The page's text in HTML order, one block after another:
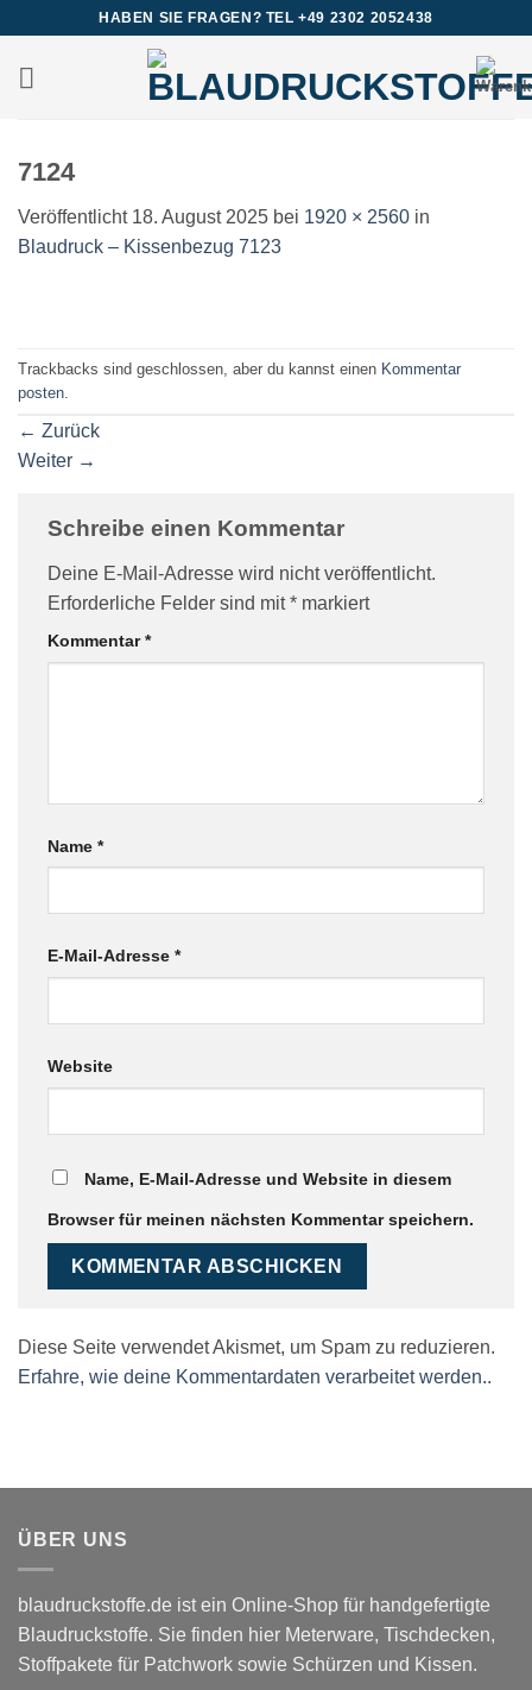
springen
HABEN SIE FRAGEN? TEL +49 2302 2052438
7124
Veröffentlicht 18. August 2025 bei 1920 × 2560 in
Blaudruck – Kissenbezug 7123
Trackbacks sind geschlossen, aber du kannst einen Kommentar
posten
← Zurück
Weiter →
Schreibe einen Kommentar
Deine E-Mail-Adresse wird nicht veröffentlicht.
Erforderliche Felder sind mit* markiert
Kommentar*
Name *
E-Mail-Adresse *
Website
Name, E-Mail-Adresse und Website in diesem
Browser für meinen nächsten Kommentar speichern.
Diese Seite verwendet Akismet, um Spam zu reduzieren.
Erfahre, wie deine Kommentardaten verarbeitet werden..
ÜBER UNS
blaudruckstoffe.de ist ein Online-Shop für handgefertigte
Blaudruckstoffe. Sie finden hier Meterware, Tischdecken,
Stoffpakete für Patchwork sowie Schürzen und Kissen.